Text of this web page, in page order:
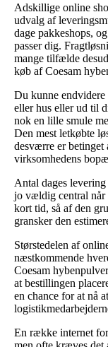
Adskillige online
udvalg af
dage pakkeshops,
passer dig.
mange tilfælde
køb af Coesam
Du kunne
eller hus eller ud til
nok en lille smule
Den mest letkøbte
desværre er
virksomhedens
Antal dages
jo vældig central når
kort tid, så af den
gransker den
Størstedelen af
næstkommende
Coesam
at bestillingen
en chance for at nå
En række internet